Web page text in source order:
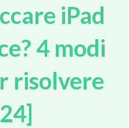
iPad
4 modi
risolvere